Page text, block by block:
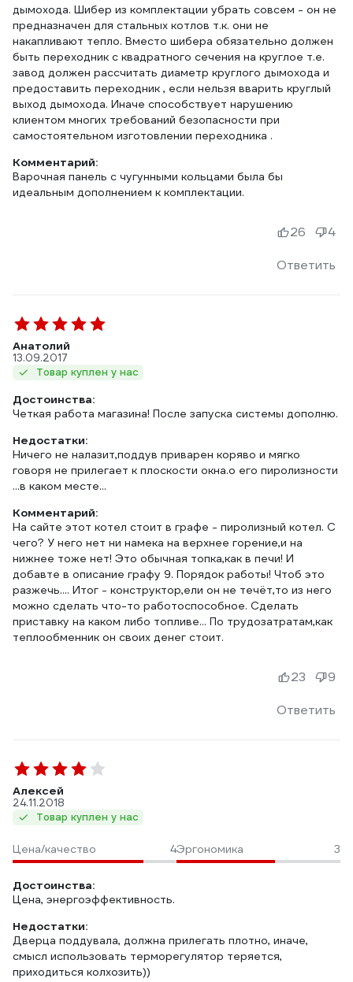
дымохода. Шибер из комплектации убрать совсем - он не
предназначен для стальных котлов т.к. они не
накапливают тепло. Вместо шибера обязательно должен
быть переходник с квадратного сечения на круглое т.е.
завод должен рассчитать диаметр круглого дымохода и
предоставить переходник , если нельзя вварить круглый
выход дымохода. Иначе способствует нарушению
клиентом многих требований безопасности при
самостоятельном изготовлении переходника .
Комментарий:
Варочная панель с чугунными кольцами была бы
идеальным дополнением к комплектации.
Ответить
26 4
Анатолий
13.09.2017
Товар куплен у нас
Достоинства:
Четкая работа магазина! После запуска системы дополню.
Недостатки:
Ничего не налазит,поддув приварен коряво и мягко
говоря не прилегает к плоскости окна.о его пиролизности
...в каком месте...
Комментарий:
На сайте этот котел стоит в графе - пиролизный котел. С
чего? У него нет ни намека на верхнее горение,и на
нижнее тоже нет! Это обычная топка,как в печи! И
добавте в описание графу 9. Порядок работы! Чтоб это
разжечь.... Итог - конструктор,ели он не течёт,то из него
можно сделать что-то работоспособное. Сделать
приставку на каком либо топливе... По трудозатратам,как
Ответить
23 9
Алексей
24.11.2018
Товар куплен у нас
Цена/качество 4Эргономика 3
Достоинства:
Цена, энергоэффективность.
Недостатки:
Дверца поддувала, должна прилегать плотно, иначе,
смысл использовать терморегулятор теряется,
приходиться колхозить))